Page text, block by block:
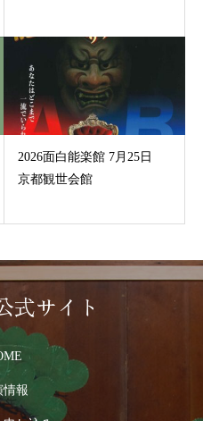
2026面白能楽館 7月25日
京都観世会館
式サイト
情報